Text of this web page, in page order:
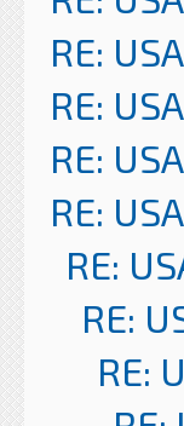
RE: USA
RE: USA
RE: USA
RE: USA
RE:
RE:
RE: